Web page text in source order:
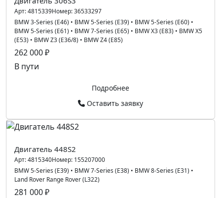
Арт:4815339Номер:36533297
BMW 3-Series (E46) • BMW 5-Series (E39) • BMW 5-Series (E60) •
BMW 5-Series (E61) • BMW 7-Series (E65) • BMW X3 (E83) • BMW X5
(E53) • BMW Z3 (E36/8) • BMW Z4 (E85)
262 000 ₽
В пути
Подробнее
Оставить заявку
Двигатель 448S2
Арт:4815340Номер: 155207000
BMW 5-Series (E39) • BMW 7-Series (E38) • BMW 8-Series (E31) •
Land Rover Range Rover (L322)
281 000 ₽